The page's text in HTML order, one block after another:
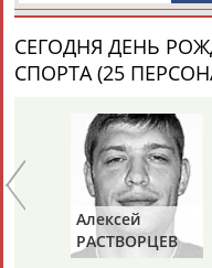
Камалудин
АБДУЛДАУДОВ
Абдула
24 персон из 13181
СЕГОДНЯ ДЕНЬ
СПОРТА (25
Алексей
РАСТВОРЦЕВ